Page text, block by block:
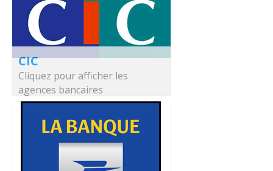
CIC
Cliquez pour afficher les
agences bancaires